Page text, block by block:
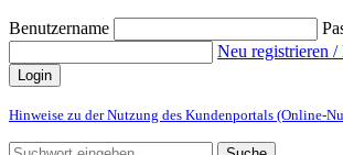
Benutzername
Neu registrieren /
Login
Hinweise zu der Nutzung des Kundenportals (Online-